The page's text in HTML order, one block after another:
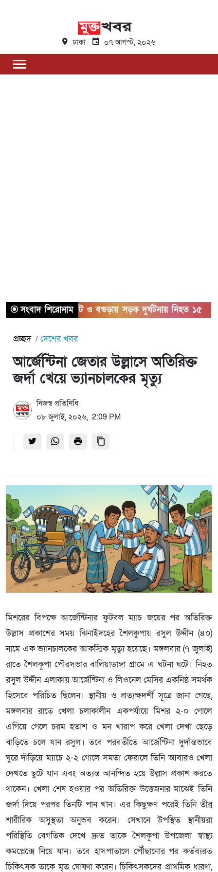
ঢাকা ০৭ আগস্ট, ২০২৬
সংবাদ শিরোনাম
সিলেট ও বগুড়ায় সড়ক দুর্ঘটনায় নিহত ১৫
প্রচ্ছদ দেশের খবর
আর্জেন্টিনা জেতার উল্লাসে অতিরিক্ত
জর্দা খেয়ে ভ্যানচালকের মৃত্যু
নিজস্ব প্রতিনিধি
০৮ জুলাই, ২০২৬, 2:09 PM
মিশরের বিপক্ষে আর্জেন্টিনার ফুটবল ম্যাচ জয়ের পর অতিরিক্ত
উল্লাস প্রকাশের সময় ঝিনাইদহের শৈলকুপায় রসুল উদ্দীন (৪০)
নামে এক ভ্যানচালকের আকস্মিক মৃত্যু হয়েছে। মঙ্গলবার (৭ জুলাই)
রাতে শৈলকূপা পৌরসভার বালিয়াডাঙ্গা গ্রামে এ ঘটনা ঘটে। নিহত
রসুল উদ্দীন এলাকায় আর্জেন্টিনা ও লিওনেল মেসির একনিষ্ঠ সমর্থক
হিসেবে পরিচিত ছিলেন। স্থানীয় ও প্রত্যক্ষদর্শী সূত্রে জানা গেছে,
মঙ্গলবার রাতে খেলা চলাকালীন একপর্যায়ে মিশর ২-০ গোলে
এগিয়ে গেলে চরম হতাশ ও মন খারাপ করে খেলা দেখা ছেড়ে
বাড়িতে চলে যান রসুল। তবে পরবর্তীতে আর্জেন্টিনা দুর্দান্তভাবে
ঘুরে দাঁড়িয়ে ম্যাচে ২-২ গোলে সমতা ফেরালে তিনি আবারও খেলা
দেখতে ছুটে যান এবং অত্যন্ত আনন্দিত হয়ে উল্লাস প্রকাশ করতে
থাকেন। খেলা শেষ হওয়ার পর অতিরিক্ত উত্তেজনার মাঝেই তিনি
জর্দা দিয়ে পরপর তিনটি পান খান। এর কিছুক্ষণ পরেই তিনি তীব্র
শারীরিক অসুস্থতা অনুভব করেন। সেখানে উপস্থিত স্থানীয়রা
পরিস্থিতি বেগতিক দেখে দ্রুত তাকে শৈলকূপা উপজেলা স্বাস্থ্য
কমপ্লেক্সে নিয়ে যান। তবে হাসপাতালে পৌঁছানোর পর কর্তব্যরত
চিকিৎসক তাকে মৃত ঘোষণা করেন। চিকিৎসকদের প্রাথমিক ধারণা,